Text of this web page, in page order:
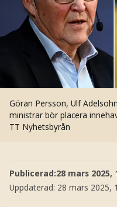
Göran Persson, Ulf
ministrar bör placera
TT Nyhetsbyrån
Publicerad:28 mars 2025,
Uppdaterad: 28 mars 2025,